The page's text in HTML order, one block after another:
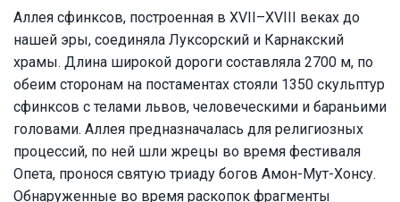
Аллея сфинксов, построенная в XVII–XVIII веках до
нашей эры, соединяла Луксорский и Карнакский
храмы. Длина широкой дороги составляла 2700 м, по
обеим сторонам на постаментах стояли 1350 скульптур
сфинксов с телами львов, человеческими и бараньими
головами. Аллея предназначалась для религиозных
процессий, по ней шли жрецы во время фестиваля
Опета, пронося святую триаду богов Амон-Мут-Хонсу.
Обнаруженные во время раскопок фрагменты